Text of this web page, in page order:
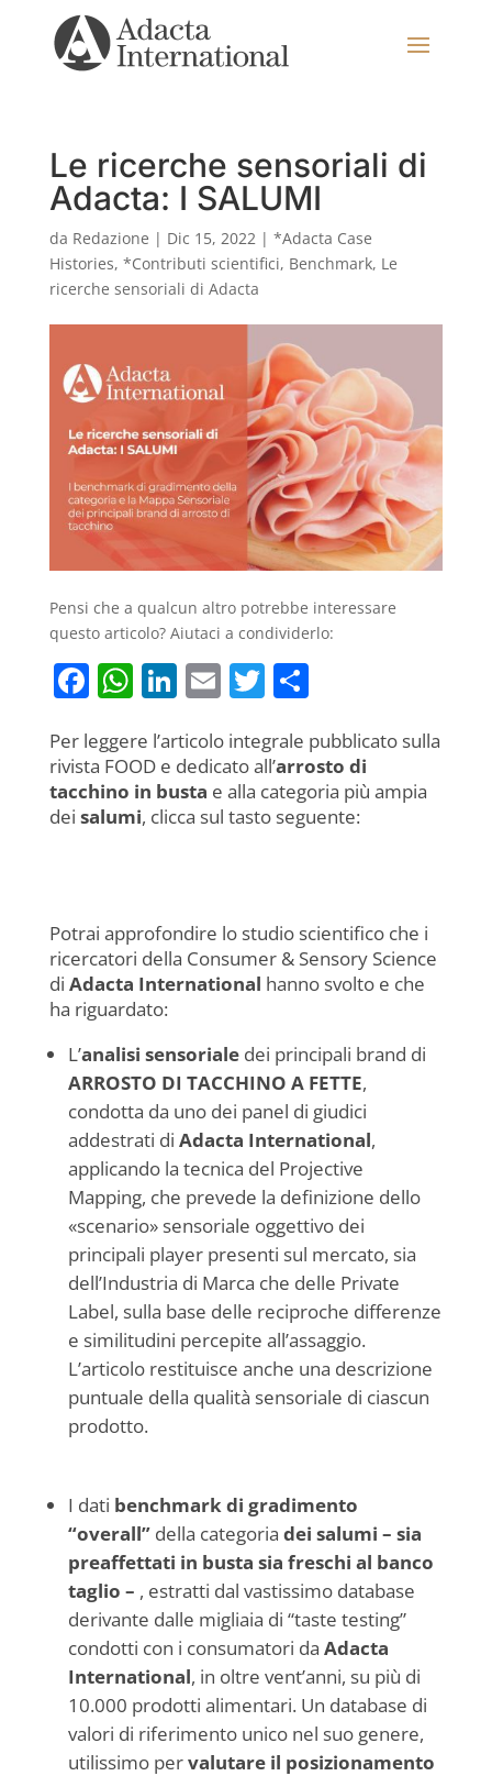
Le ricerche sensoriali di
Adacta: I SALUMI
da Redazione | Dic 15, 2022| *Adacta Case
Histories, *Contributi scientifici, Benchmark, Le
ricerche sensoriali di Adacta
Pensi che a qualcun altro potrebbe interessare
questo articolo? Aiutaci a condividerlo:
F
c
e
b
k
W
at
s
A
Li
k
e
dI
E
ai
l
T
itt
er
C
n
di
vi
Per leggere l’articolo integrale pubblicato sulla
rivista FOOD e dedicato all’arrosto di
tacchino in busta e alla categoria più ampia
dei salumi, clicca sul tasto seguente:
Potrai approfondire lo studio scientifico che i
ricercatori della Consumer & Sensory Science
di Adacta International hanno svolto e che
ha riguardato:
L’analisi sensoriale dei principali brand di
ARROSTO DI TACCHINO A FETTE,
condotta da uno dei panel di giudici
addestrati di Adacta International,
applicando la tecnica del Projective
Mapping, che prevede la definizione dello
«scenario» sensoriale oggettivo dei
principali player presenti sul mercato, sia
dell’Industria di Marca che delle Private
Label, sulla base delle reciproche differenze
e similitudini percepite all’assaggio.
L’articolo restituisce anche una descrizione
puntuale della qualità sensoriale di ciascun
prodotto.
I dati benchmark di gradimento
“overall”della categoria dei salumi – sia
preaffettati in busta sia freschi al banco
taglio – , estratti dal vastissimo database
derivante dalle migliaia di “taste testing”
condotti con i consumatori da Adacta
International, in oltre vent’anni, su più di
10.000 prodotti alimentari. Un database di
valori di riferimento unico nel suo genere,
utilissimo pervalutare il posizionamento